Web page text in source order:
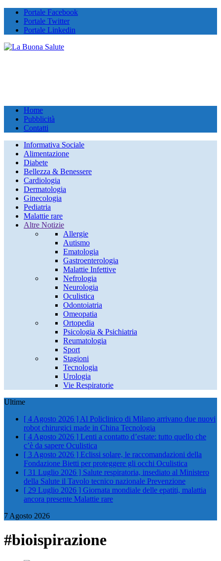
Portale Facebook
Portale Twitter
Portale Linkedin
Home
Pubblicità
Contatti
Informativa Sociale
Alimentazione
Diabete
Bellezza & Benessere
Cardiologia
Dermatologia
Ginecologia
Pediatria
Malattie rare
Altre Notizie
Allergie
Autismo
Ematologia
Gastroenterologia
Malattie Infettive
Nefrologia
Neurologia
Oculistica
Odontoiatria
Omeopatia
Ortopedia
Psicologia & Psichiatria
Reumatologia
Sport
Stagioni
Tecnologia
Urologia
Vie Respiratorie
Ultime
[ 4 Agosto 2026 ] Al Policlinico di Milano arrivano due nuovi
robot chirurgici made in China Tecnologia
[ 4 Agosto 2026 ] Lenti a contatto d’estate: tutto quello che
c’è da sapere Oculistica
[ 3 Agosto 2026 ] Eclissi solare, le raccomandazioni della
Fondazione Bietti per proteggere gli occhi Oculistica
[ 31 Luglio 2026 ] Salute respiratoria, insediato al Ministero
della Salute il Tavolo tecnico nazionale Prevenzione
[ 29 Luglio 2026 ] Giornata mondiale delle epatiti, malattia
ancora presente Malattie rare
7 Agosto 2026
#bioispirazione